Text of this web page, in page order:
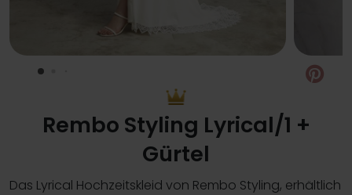
Rembo Styling Lyrical/1 +
Gürtel
Das Lyrical Hochzeitskleid von Rembo Styling, erhältlich